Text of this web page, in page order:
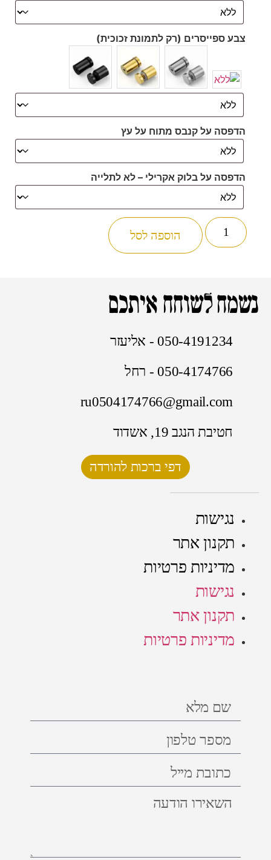
צבע ספייסרים (רק לתמונת זכוכית)
הדפסה על קנבס מתוח על עץ
הדפסה על בלוק אקרילי – לא לתלייה
הוספה לסל
נשמח לשוחח איתכם
050-4191234 - אליעזר
050-4174766 - רחל
ru0504174766@gmail.com
חטיבת הנגב 19, אשדוד
דפי ברכות להורדה
נגישות
תקנון אתר
מדיניות פרטיות
נגישות
תקנון אתר
מדיניות פרטיות